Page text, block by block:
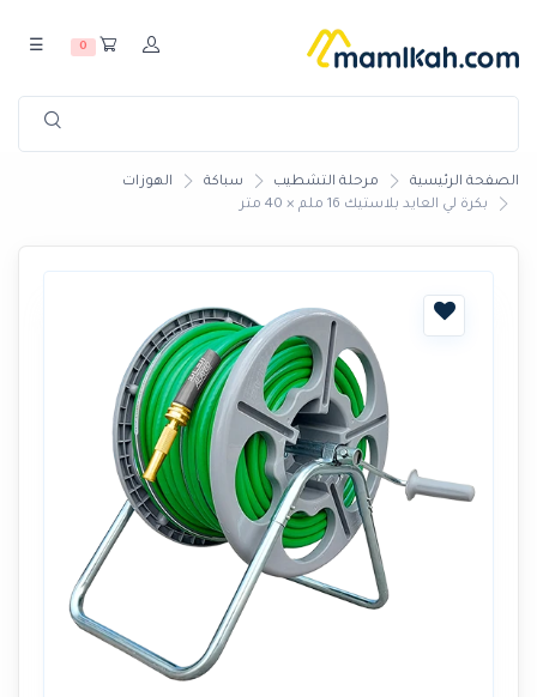
0
☰
الصفحة الرئيسية مرحلة التشطيب سباكة
الهوزات
بكرة لي العايد بلاستيك 16 ملم × 40 متر